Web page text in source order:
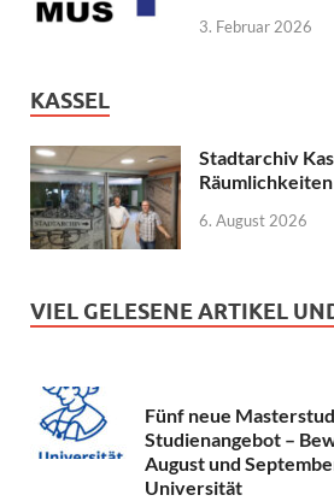
3. Februar 2026
KASSEL
Stadtarchiv
6. August 2026
VIEL GELESENE ARTIKEL
Fünf neue
Studienangebot –
August und
Universität